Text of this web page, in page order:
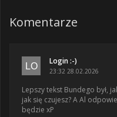
Komentarze
Login :-)
23:32 28.02.2026
Lepszy tekst Bundego był,
jak się czujesz? A Al
będzie xP